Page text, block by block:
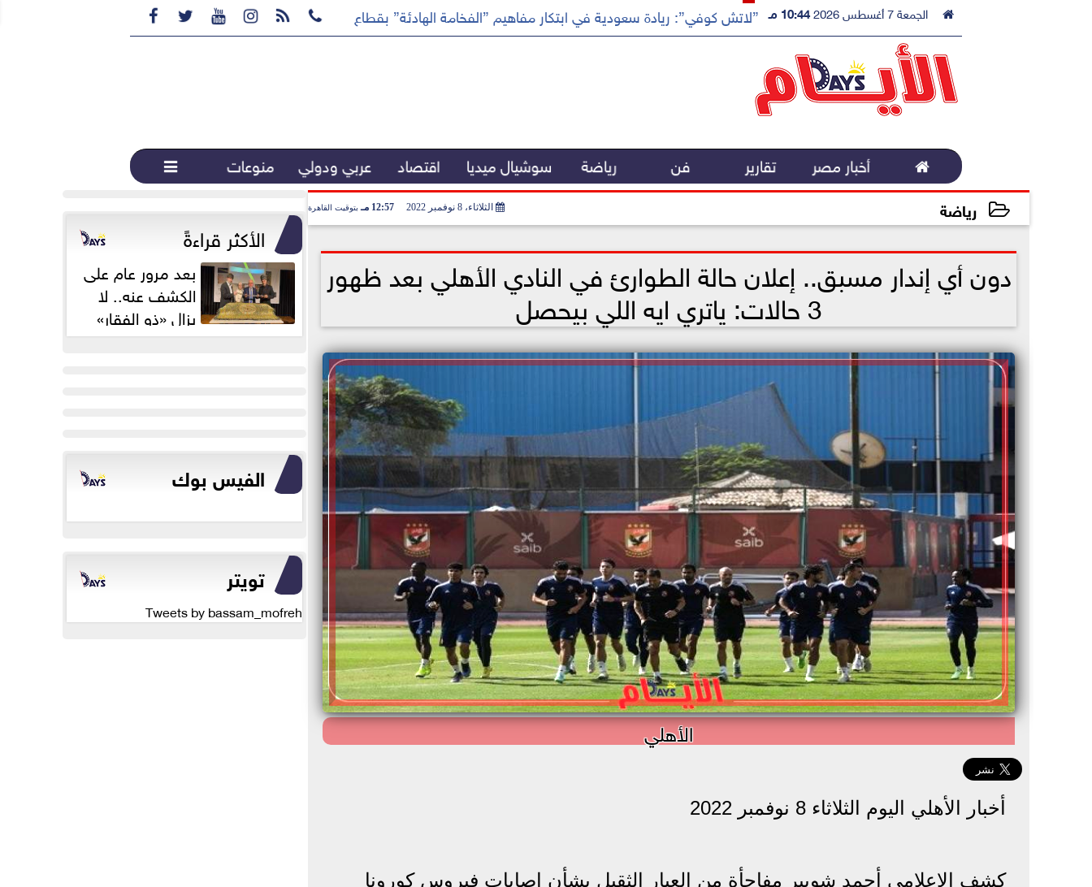
       الجمعة 7 أغسطس 2026 10:44 مـ ”لاتش كوفي”: ريادة سعودية في ابتكار مفاهيم ”الفخامة الهادئة” بقطاع القهوة المختصة...
 أخبار مصر تقارير فن رياضة سوشيال ميديا اقتصاد عربي ودولي منوعات 
رياضة الثلاثاء، 8 نوفمبر 2022 12:57 مـ بتوقيت القاهرة
دون أي إندار مسبق.. إعلان حالة الطوارئ في النادي الأهلي بعد ظهور
3 حالات: ياتري ايه اللي بيحصل
الأهلي
أخبار الأهلي اليوم الثلاثاء 8 نوفمبر 2022
كشف الإعلامي أحمد شوبير مفاجأة من العيار الثقيل بشأن إصابات فيروس كورونا
الأكثر قراءةً
بعد مرور عام على
الكشف عنه.. لا
يزال «ذو الفقار»
محور اهتمام...
الفيس بوك
تويتر
Tweets by bassam_mofreh